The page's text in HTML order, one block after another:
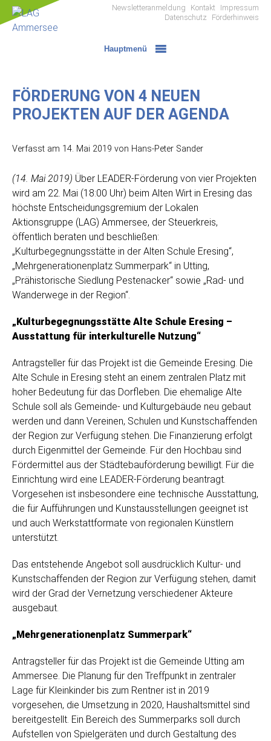
Zum
LAG
Newsletteranmeldung Kontakt Impressum
Datenschutz
Förderhinweis
Hauptmenü
FÖRDERUNG VON 4 NEUEN
PROJEKTEN AUF DER AGENDA
Verfasst am 14. Mai 2019 von Hans-Peter Sander
(14. Mai 2019) Über LEADER-Förderung von vier Projekten
wird am 22. Mai (18:00 Uhr) beim Alten Wirt in Eresing das
höchste Entscheidungsgremium der Lokalen
Aktionsgruppe (LAG) Ammersee, der Steuerkreis,
öffentlich beraten und beschließen:
„Kulturbegegnungsstätte in der Alten Schule Eresing“,
„Mehrgenerationenplatz Summerpark“ in Utting,
„Prähistorische Siedlung Pestenacker“ sowie „Rad- und
Wanderwege in der Region“.
„Kulturbegegnungsstätte Alte Schule Eresing –
Ausstattung für interkulturelle Nutzung“
Antragsteller für das Projekt ist die Gemeinde Eresing. Die
Alte Schule in Eresing steht an einem zentralen Platz mit
hoher Bedeutung für das Dorfleben. Die ehemalige Alte
Schule soll als Gemeinde- und Kulturgebäude neu gebaut
werden und dann Vereinen, Schulen und Kunstschaffenden
der Region zur Verfügung stehen. Die Finanzierung erfolgt
durch Eigenmittel der Gemeinde. Für den Hochbau sind
Fördermittel aus der Städtebauförderung bewilligt. Für die
Einrichtung wird eine LEADER-Förderung beantragt.
Vorgesehen ist insbesondere eine technische Ausstattung,
die für Aufführungen und Kunstausstellungen geeignet ist
und auch Werkstattformate von regionalen Künstlern
unterstützt.
Das entstehende Angebot soll ausdrücklich Kultur- und
Kunstschaffenden der Region zur Verfügung stehen, damit
wird der Grad der Vernetzung verschiedener Akteure
ausgebaut.
„Mehrgenerationenplatz Summerpark“
Antragsteller für das Projekt ist die Gemeinde Utting am
Ammersee. Die Planung für den Treffpunkt in zentraler
Lage für Kleinkinder bis zum Rentner ist in 2019
vorgesehen, die Umsetzung in 2020, Haushaltsmittel sind
bereitgestellt. Ein Bereich des Summerparks soll durch
Aufstellen von Spielgeräten und durch Gestaltung des